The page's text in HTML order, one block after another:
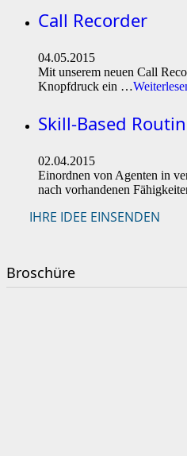
Call Recorder
04.05.2015
Mit unserem neuen Call
Knopfdruck ein …
Skill-Based
02.04.2015
Einordnen von Agenten in
nach vorhandenen
IHRE IDEE EINSENDEN
Broschüre